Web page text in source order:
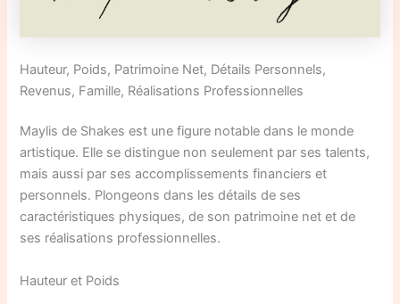
Hauteur, Poids, Patrimoine Net, Détails Personnels,
Revenus, Famille, Réalisations Professionnelles
Maylis de Shakes est une figure notable dans le monde
artistique. Elle se distingue non seulement par ses talents,
mais aussi par ses accomplissements financiers et
personnels. Plongeons dans les détails de ses
caractéristiques physiques, de son patrimoine net et de
ses réalisations professionnelles.
Hauteur et Poids